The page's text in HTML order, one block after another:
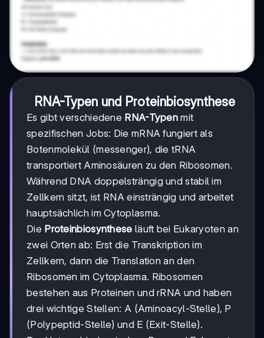
RNA-Typen und Proteinbiosynthese
Es gibt verschiedene RNA-Typen mit
spezifischen Jobs: Die mRNA fungiert als
Botenmolekül (messenger), die tRNA
transportiert Aminosäuren zu den Ribosomen.
Während DNA doppelsträngig und stabil im
Zellkern sitzt, ist RNA einsträngig und arbeitet
hauptsächlich im Cytoplasma.
Die Proteinbiosynthese läuft bei Eukaryoten an
zwei Orten ab: Erst die Transkription im
Zellkern, dann die Translation an den
Ribosomen im Cytoplasma. Ribosomen
bestehen aus Proteinen und rRNA und haben
drei wichtige Stellen: A (Aminoacyl-Stelle), P
(Polypeptid-Stelle) und E (Exit-Stelle).